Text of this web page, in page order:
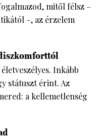
mitől félsz –
–, az érzelem
Inkább
státuszt érint. Az
a kellemetlenség